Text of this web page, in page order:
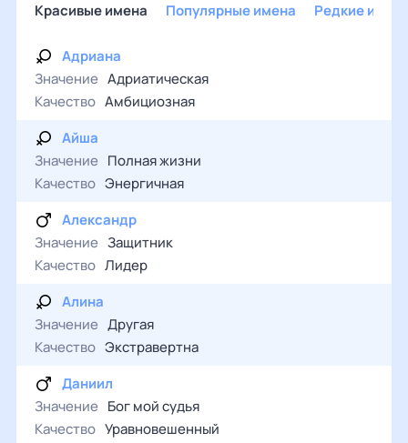
Красивые имена Популярные имена Редкие
Адриана
Значение Адриатическая
Качество Амбициозная
Айша
Значение Полная жизни
Качество Энергичная
Александр
Значение Защитник
Качество Лидер
Алина
Значение Другая
Качество Экстравертна
Даниил
Значение Бог мой судья
Качество Уравновешенный